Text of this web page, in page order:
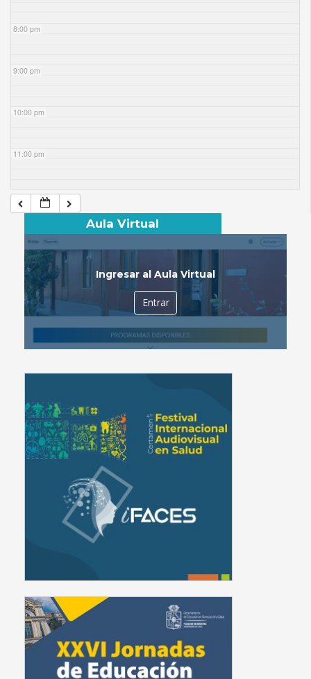
8:00 pm
9:00 pm
10:00 pm
11:00 pm
Aula Virtual
Ingresar al Aula Virtual
Entrar